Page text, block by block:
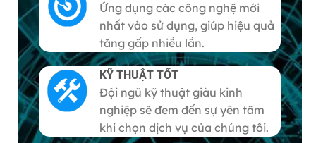
Ứng dụng các công nghệ mới
nhất vào sử dụng, giúp hiệu quả
tăng gấp nhiều lần.
KỸ THUẬT TỐT
Đội ngũ kỹ thuật giàu kinh
nghiệp sẽ đem đến sự yên tâm
khi chọn dịch vụ của chúng tôi.